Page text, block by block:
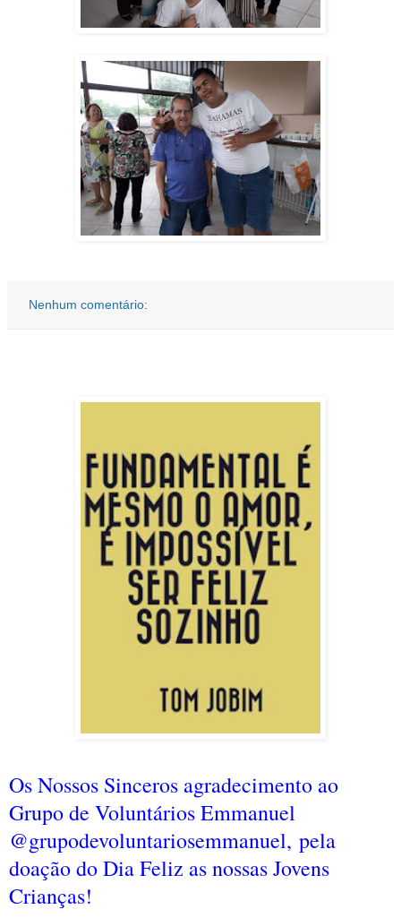
Nenhum comentário:
Os Nossos Sinceros agradecimento ao
Grupo de Voluntários Emmanuel
@grupodevoluntariosemmanuel, pela
doação do Dia Feliz as nossas Jovens
Crianças!